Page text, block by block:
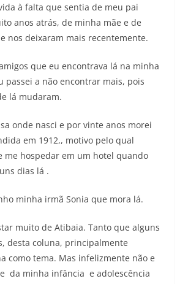
à falta que sentia de meu pai
anos atrás, de minha mãe e de
nos deixaram mais recentemente.
que eu encontrava lá na minha
passei a não encontrar mais, pois
lá mudaram.
onde nasci e por vinte anos morei
em 1912,, motivo pelo qual
me hospedar em um hotel quando
dias lá .
minha irmã Sonia que mora lá.
muito de Atibaia. Tanto que alguns
desta coluna, principalmente
como tema. Mas infelizmente não e
da minha infância e adolescência